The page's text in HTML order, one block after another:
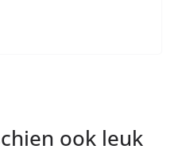
ook leuk